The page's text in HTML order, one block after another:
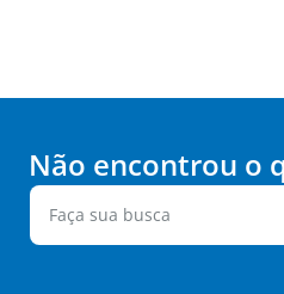
Não encontrou o